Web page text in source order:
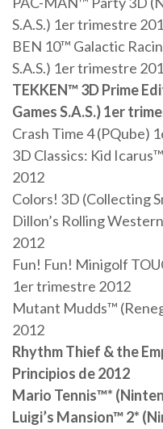
S.A.S.) 1er trimestre
BEN 10™ Galactic
S.A.S.) 1er trimestre
TEKKEN™ 3D Prime
Games S.A.S.) 1er
Crash Time 4 (PQube)
3D Classics: Kid
2012
Colors! 3D (Collecting
Dillon’s Rolling
2012
Fun! Fun! Minigolf
1er trimestre 2012
Mutant Mudds™
2012
Rhythm Thief & the
Principios de 2012
Mario Tennis™*
Luigi’s Mansion™ 2*